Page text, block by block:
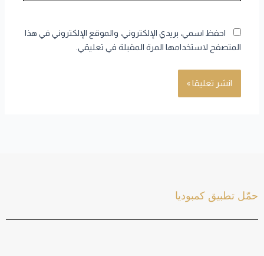
احفظ اسمي، بريدي الإلكتروني، والموقع الإلكتروني في هذا
المتصفح لاستخدامها المرة المقبلة في تعليقي.
حمّل تطبيق كمبوديا